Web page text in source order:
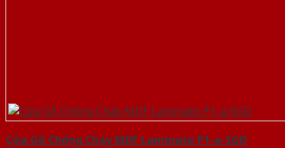
Cửa Gỗ Chống Cháy MDF Laminate P1-a-SGD